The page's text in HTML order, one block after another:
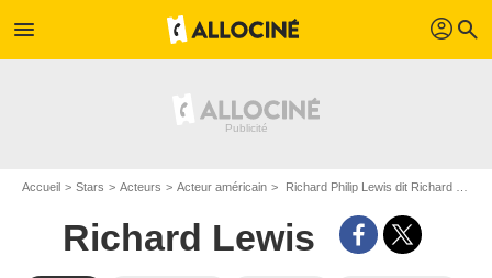
menu profil search
Accueil Stars Acteurs Acteur américain Richard Philip Lewis dit Richard Lewis
Richard Lewis